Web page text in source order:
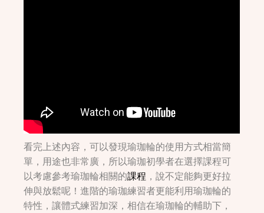
看完上述內容，可以發現瑜珈輪的使用方式相當簡
單，用途也非常廣，所以瑜珈初學者在選擇課程可
以考慮參考瑜珈輪相關的課程 ，說不定能夠更好拉
伸與放鬆呢！進階的瑜珈練習者更能利用瑜珈輪的
特性，讓體式練習加深，相信在瑜珈輪的輔助下，